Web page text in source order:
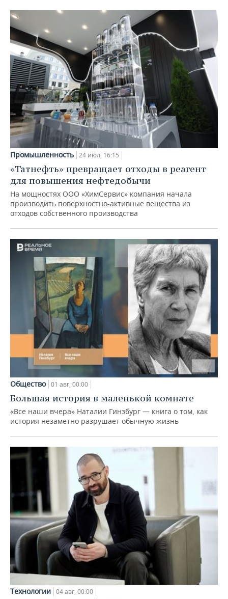
Промышленность 24 июл, 16:15
«Татнефть» превращает отходы в реагент
для повышения нефтедобычи
На мощностях ООО «ХимСервис» компания начала
производить поверхностно-активные вещества из
отходов собственного производства
Общество 01 авг, 00:00
Большая история в маленькой комнате
«Все наши вчера» Наталии Гинзбург — книга о том, как
история незаметно разрушает обычную жизнь
Технологии 04 авг, 00:00